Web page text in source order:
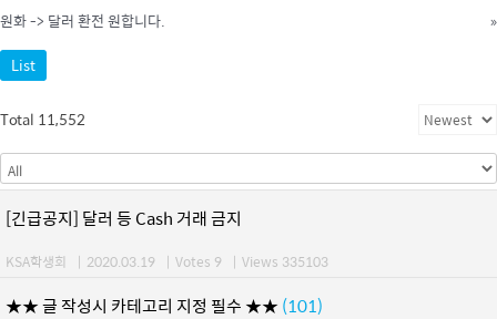
원화 -> 달러 환전 원합니다.
»
List
Total 11,552
[긴급공지] 달러 등 Cash 거래 금지
KSA학생회 | 2020.03.19 | Votes 9 | Views 335103
★★ 글 작성시 카테고리 지정 필수 ★★ (101)